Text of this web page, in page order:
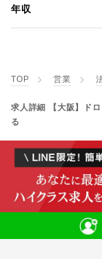
年収
TOP 営業
求人詳細 【大阪】ド
る